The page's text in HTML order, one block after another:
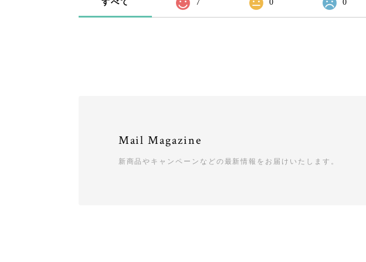
すべて 7 0 0
Mail Magazine
新商品やキャンペーンなどの最新情報をお届けいたします。